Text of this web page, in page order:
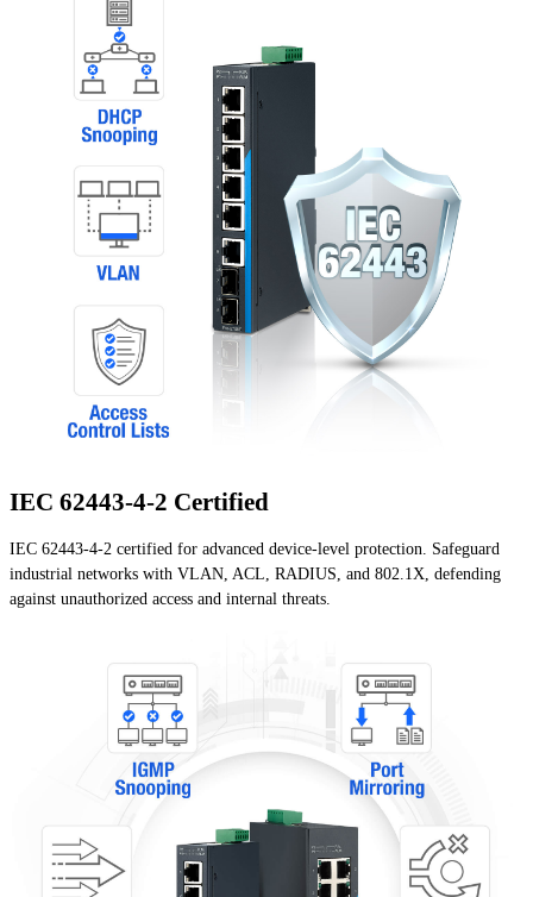
IEC 62443-4-2 Certified
IEC 62443-4-2 certified for advanced device-level protection. Safeguard
industrial networks with VLAN, ACL, RADIUS, and 802.1X, defending
against unauthorized access and internal threats.